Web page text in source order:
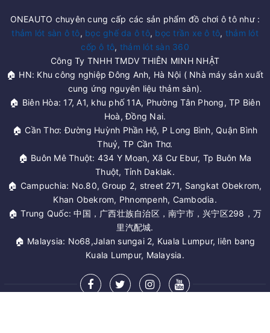
ONEAUTO chuyên cung cấp các sản phẩm đồ chơi ô tô như :
thảm lót sàn ô tô, bọc ghế da ô tô, bọc trần xe ô tô, thảm lót
cốp ô tô, thảm lót sàn 360
Công Ty TNHH TMDV THIÊN MINH NHẬT
🏠 HN: Khu công nghiệp Đông Anh, Hà Nội ( Nhà máy sản xuất
cung ứng nguyên liệu thảm sàn).
🏠 Biên Hòa: 17, A1, khu phố 11A, Phường Tân Phong, TP Biên
Hoà, Đồng Nai.
🏠 Cần Thơ: Đường Huỳnh Phần Hộ, P Long Bình, Quận Bình
Thuỷ, TP Cần Thơ.
🏠 Buôn Mê Thuột: 434 Y Moan, Xã Cư Ebur, Tp Buôn Ma
Thuột, Tỉnh Daklak.
🏠 Campuchia: No.80, Group 2, street 271, Sangkat Obekrom,
Khan Obekrom, Phnompenh, Cambodia.
🏠 Trung Quốc: 中国，广西壮族自治区，南宁市，兴宁区298，万
里汽配城.
🏠 Malaysia: No68,Jalan sungai 2, Kuala Lumpur, liên bang
Kuala Lumpur, Malaysia.